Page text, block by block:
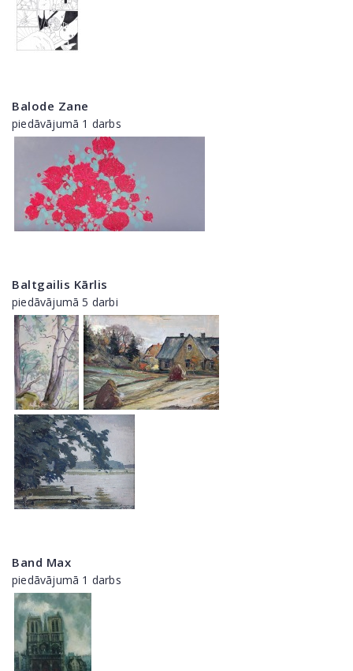
Balode Zane
piedāvājumā 1 darbs
Baltgailis Kārlis
piedāvājumā 5 darbi
Band Max
piedāvājumā 1 darbs